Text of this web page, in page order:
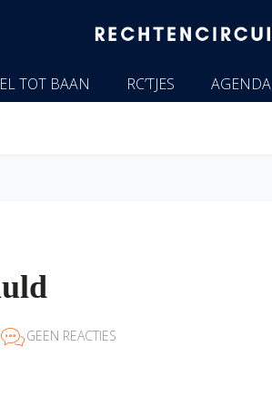
TOT BAAN RC’TJES AGENDA
GEEN REACTIES